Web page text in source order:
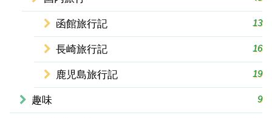
函館旅行記 13
長崎旅行記 16
鹿児島旅行記 19
趣味 9